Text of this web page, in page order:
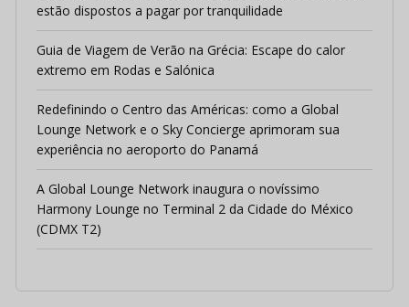
estão dispostos a pagar por tranquilidade
Guia de Viagem de Verão na Grécia: Escape do calor
extremo em Rodas e Salónica
Redefinindo o Centro das Américas: como a Global
Lounge Network e o Sky Concierge aprimoram sua
experiência no aeroporto do Panamá
A Global Lounge Network inaugura o novíssimo
Harmony Lounge no Terminal 2 da Cidade do México
(CDMX T2)